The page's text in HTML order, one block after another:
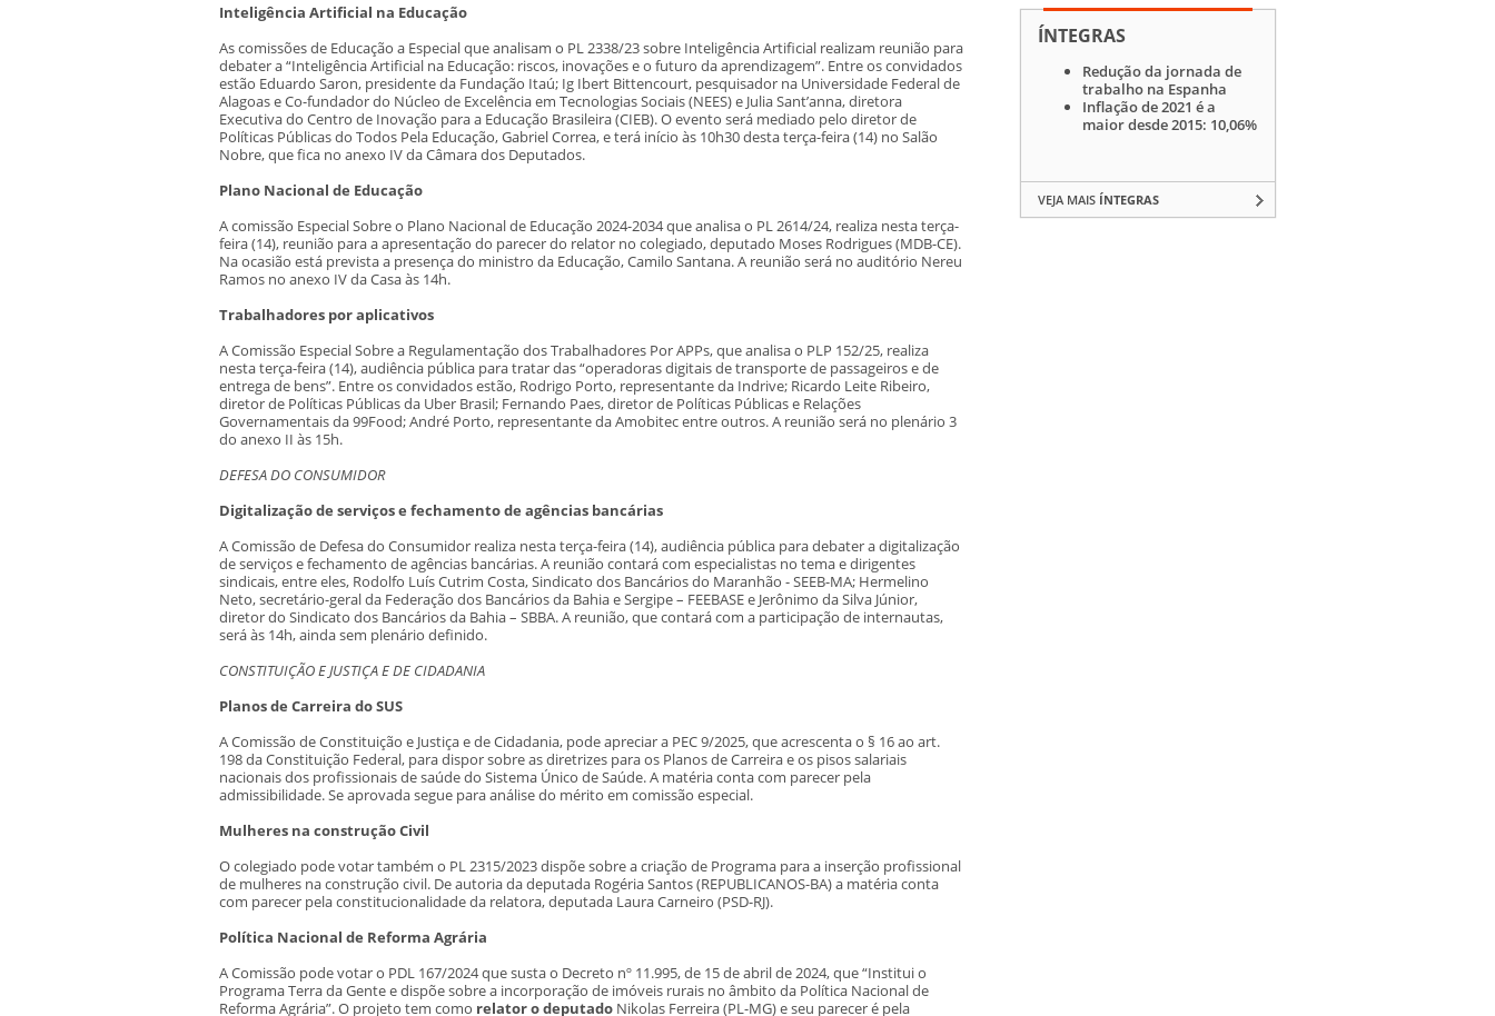
Inteligência Artificial na Educação
As comissões de Educação a Especial que analisam o PL 2338/23 sobre Inteligência Artificial realizam reunião para
debater a “Inteligência Artificial na Educação: riscos, inovações e o futuro da aprendizagem”. Entre os convidados
estão Eduardo Saron, presidente da Fundação Itaú; Ig Ibert Bittencourt, pesquisador na Universidade Federal de
Alagoas e Co-fundador do Núcleo de Excelência em Tecnologias Sociais (NEES) e Julia Sant’anna, diretora
Executiva do Centro de Inovação para a Educação Brasileira (CIEB). O evento será mediado pelo diretor de
Políticas Públicas do Todos Pela Educação, Gabriel Correa, e terá início às 10h30 desta terça-feira (14) no Salão
Nobre, que fica no anexo IV da Câmara dos Deputados.
Plano Nacional de Educação
A comissão Especial Sobre o Plano Nacional de Educação 2024-2034 que analisa o PL 2614/24, realiza nesta terça-
feira (14), reunião para a apresentação do parecer do relator no colegiado, deputado Moses Rodrigues (MDB-CE).
Na ocasião está prevista a presença do ministro da Educação, Camilo Santana. A reunião será no auditório Nereu
Ramos no anexo IV da Casa às 14h.
Trabalhadores por aplicativos
A Comissão Especial Sobre a Regulamentação dos Trabalhadores Por APPs, que analisa o PLP 152/25, realiza
nesta terça-feira (14), audiência pública para tratar das “operadoras digitais de transporte de passageiros e de
entrega de bens”. Entre os convidados estão, Rodrigo Porto, representante da Indrive; Ricardo Leite Ribeiro,
diretor de Políticas Públicas da Uber Brasil; Fernando Paes, diretor de Políticas Públicas e Relações
Governamentais da 99Food; André Porto, representante da Amobitec entre outros. A reunião será no plenário 3
do anexo II às 15h.
DEFESA DO CONSUMIDOR
Digitalização de serviços e fechamento de agências bancárias
A Comissão de Defesa do Consumidor realiza nesta terça-feira (14), audiência pública para debater a digitalização
de serviços e fechamento de agências bancárias. A reunião contará com especialistas no tema e dirigentes
sindicais, entre eles, Rodolfo Luís Cutrim Costa, Sindicato dos Bancários do Maranhão - SEEB-MA; Hermelino
Neto, secretário-geral da Federação dos Bancários da Bahia e Sergipe – FEEBASE e Jerônimo da Silva Júnior,
diretor do Sindicato dos Bancários da Bahia – SBBA. A reunião, que contará com a participação de internautas,
será às 14h, ainda sem plenário definido.
CONSTITUIÇÃO E JUSTIÇA E DE CIDADANIA
Planos de Carreira do SUS
A Comissão de Constituição e Justiça e de Cidadania, pode apreciar a PEC 9/2025, que acrescenta o § 16 ao art.
198 da Constituição Federal, para dispor sobre as diretrizes para os Planos de Carreira e os pisos salariais
nacionais dos profissionais de saúde do Sistema Único de Saúde. A matéria conta com parecer pela
admissibilidade. Se aprovada segue para análise do mérito em comissão especial.
Mulheres na construção Civil
O colegiado pode votar também o PL 2315/2023 dispõe sobre a criação de Programa para a inserção profissional
de mulheres na construção civil. De autoria da deputada Rogéria Santos (REPUBLICANOS-BA) a matéria conta
com parecer pela constitucionalidade da relatora, deputada Laura Carneiro (PSD-RJ).
Política Nacional de Reforma Agrária
A Comissão pode votar o PDL 167/2024 que susta o Decreto nº 11.995, de 15 de abril de 2024, que “Institui o
Programa Terra da Gente e dispõe sobre a incorporação de imóveis rurais no âmbito da Política Nacional de
Reforma Agrária”. O projeto tem como relator o deputado Nikolas Ferreira (PL-MG) e seu parecer é pela
ÍNTEGRAS
Redução da jornada de
trabalho na Espanha
Inflação de 2021 é a
maior desde 2015: 10,06%
VEJA MAIS ÍNTEGRAS